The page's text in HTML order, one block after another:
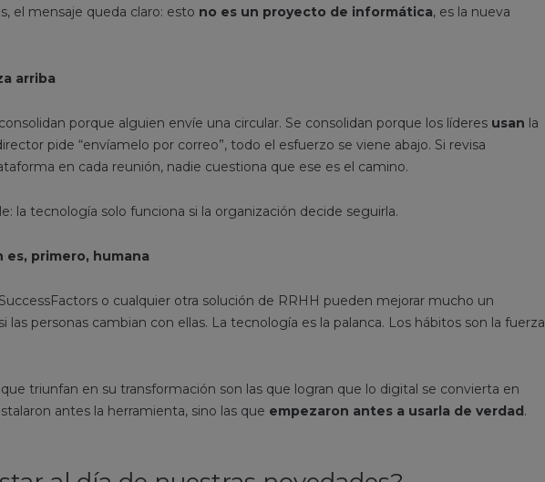
el mensaje queda claro: esto no es un proyecto de informática, es la nueva
arriba
porque alguien envíe una circular. Se consolidan porque los líderes usan la
pide “envíamelo por correo”, todo el esfuerzo se viene abajo. Si revisa
en cada reunión, nadie cuestiona que ese es el camino.
la tecnología solo funciona si la organización decide seguirla.
es, primero, humana
o cualquier otra solución de RRHH pueden mejorar mucho un
las personas cambian con ellas. La tecnología es la palanca. Los hábitos son la fuerza
triunfan en su transformación son las que logran que lo digital se convierta en
antes la herramienta, sino las que empezaron antes a usarla de verdad.